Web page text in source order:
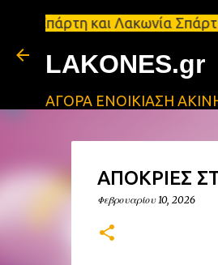
και Λακωνία Σπάρτη -
LAKONES.gr
ΑΓΟΡΑ ΕΝΟΙΚΙΑΣΗ
ΑΠΟΚΡΙΕΣ
Φεβρουαρίου 10, 2026